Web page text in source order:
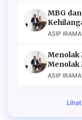
MBG
ASIP IRAMA
Menolak
Menolak
ASIP IRAMA